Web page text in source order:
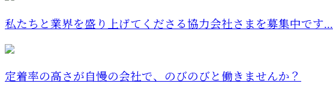
私たちと業界を盛り上げてくださる協力会社さまを募集中です...
定着率の高さが自慢の会社で、のびのびと働きませんか？